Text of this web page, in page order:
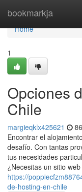
bookmarkja
Home
Home
1
Opciones
Chile
margieqklx425621
Encontrar el
desafío. Con tantas
tus necesidades
¿Necesitas un sitio web
https://
de-hosting-en-chile